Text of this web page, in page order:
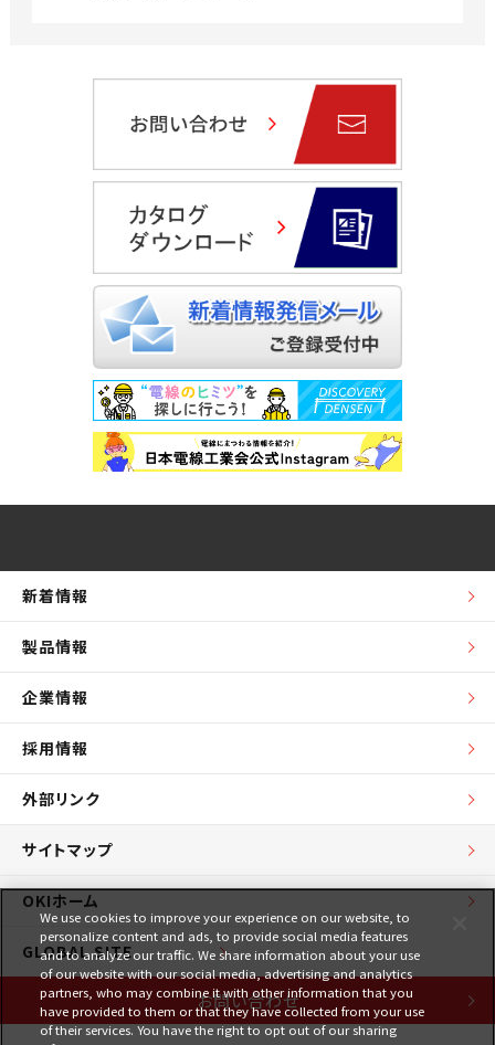
新着情報
製品情報
企業情報
採用情報
外部リンク
サイトマップ
OKIホーム
GLOBAL SITE
お問い合わせ
We use cookies to improve your experience on our website, to
personalize content and ads, to provide social media features
and to analyze our traffic. We share information about your use
of our website with our social media, advertising and analytics
partners, who may combine it with other information that you
have provided to them or that they have collected from your use
of their services. You have the right to opt out of our sharing